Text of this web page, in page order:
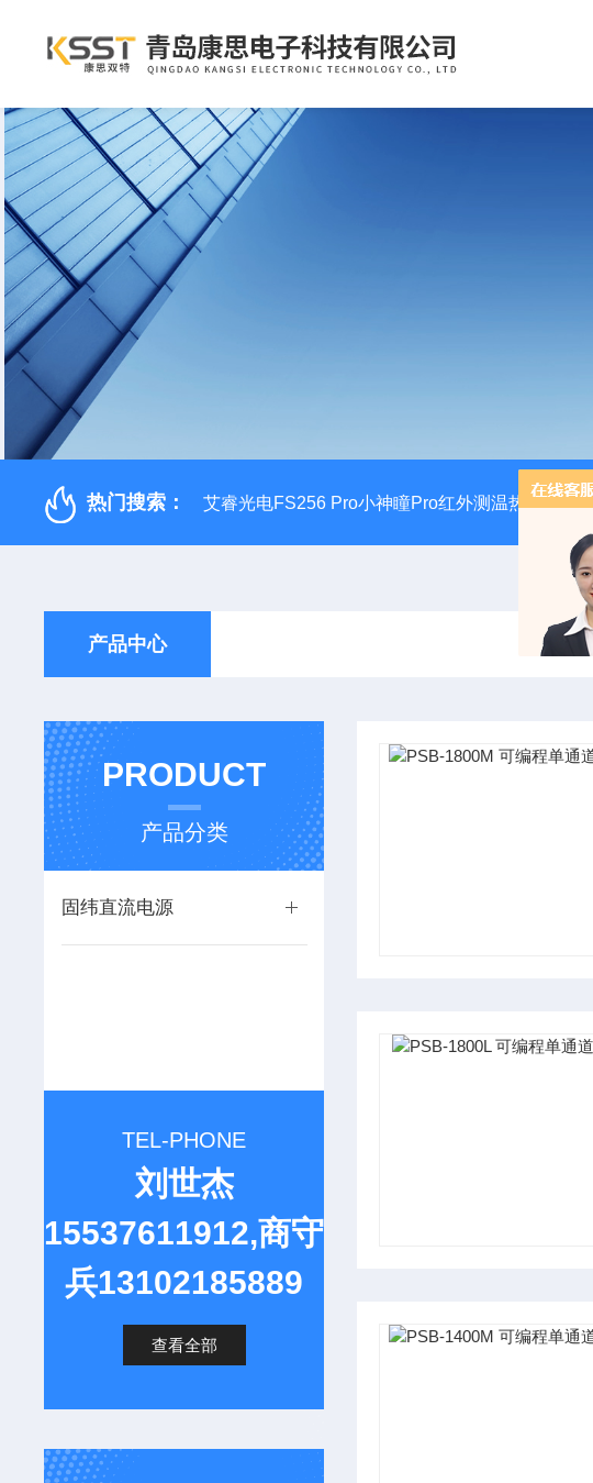
热门搜索： 艾睿光电FS256 Pro小神瞳Pro红外测温热像仪
产品中心
PRODUCT
产品分类
固纬直流电源
TEL-PHONE
刘世杰
15537611912,商守
兵13102185889
查看全部